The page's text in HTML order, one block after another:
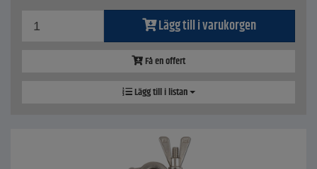
Lägg till i varukorgen
Få en offert
Lägg till i listan